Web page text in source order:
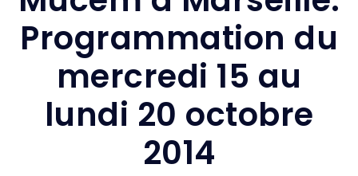
Programmation du
mercredi 15 au
lundi 20 octobre
2014